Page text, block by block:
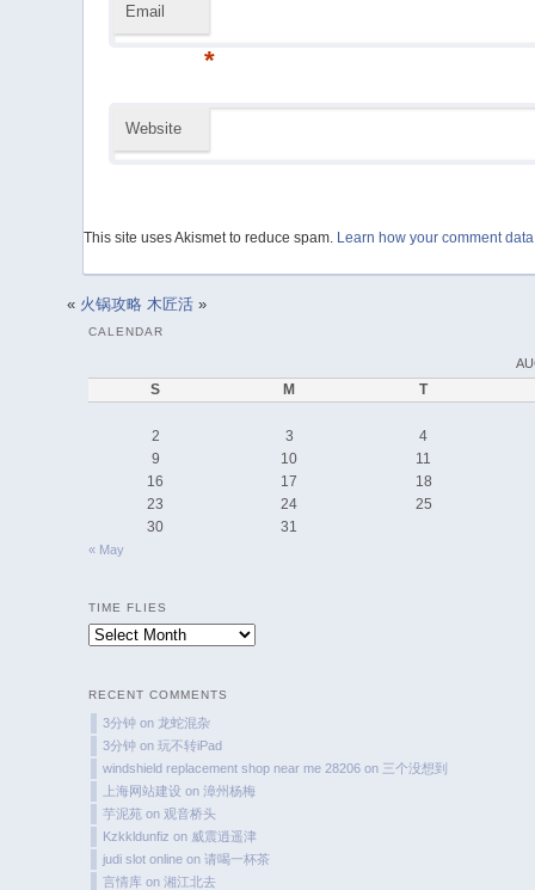
Email
*
Website
This site uses Akismet to reduce spam. Learn how your comment
« 火锅攻略 木匠活»
CALENDAR
S M T
2 3
4
9
10
11
16
17
18
23
24
25
30
31
« May
TIME FLIES
Time
RECENT COMMENTS
3分钟 on 龙蛇混杂
3分钟 on玩不转iPad
windshield replacement shop near me 28206 on 三个没想到
上海网站建设 on漳州杨梅
芋泥苑 on 观音桥头
Kzkkldunfiz on 威震逍遥津
judi slot online on请喝一杯茶
言情库 on湘江北去